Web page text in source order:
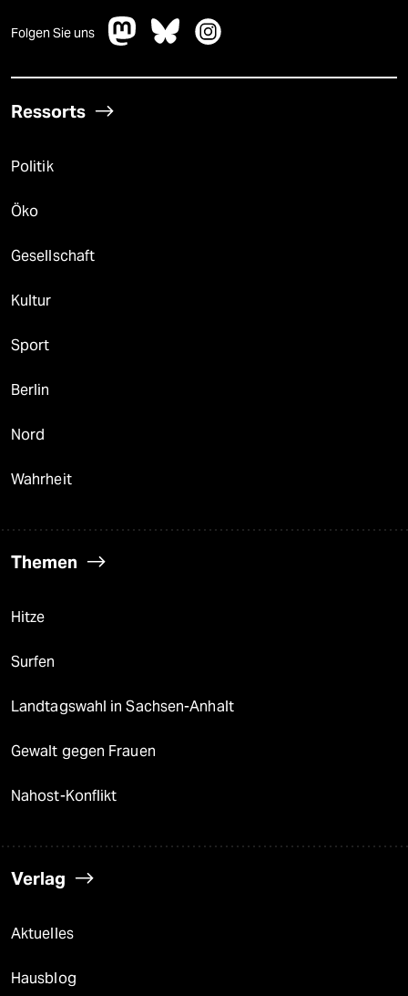
Folgen Sie uns
Ressorts
Politik
Öko
Gesellschaft
Kultur
Sport
Berlin
Nord
Wahrheit
Themen
Hitze
Surfen
Landtagswahl in Sachsen-Anhalt
Gewalt gegen Frauen
Nahost-Konflikt
Verlag
Aktuelles
Hausblog